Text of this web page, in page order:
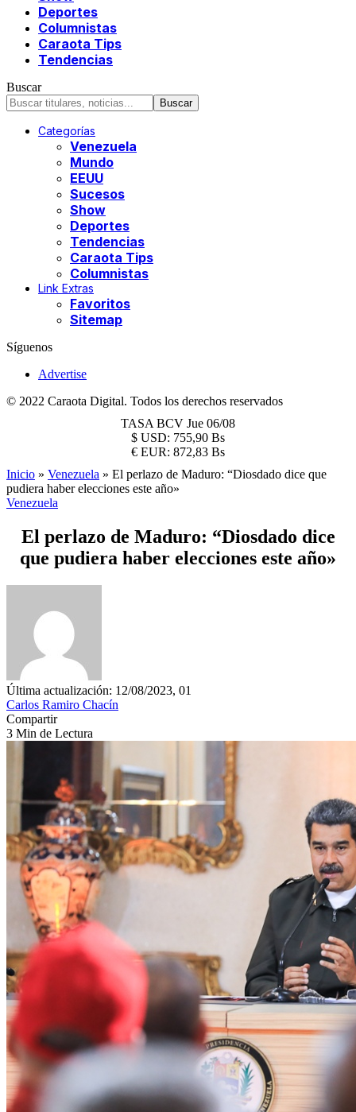
Deportes
Columnistas
Caraota Tips
Tendencias
Buscar
Categorías
Venezuela
Mundo
EEUU
Sucesos
Show
Deportes
Tendencias
Caraota Tips
Columnistas
Link Extras
Favoritos
Sitemap
Síguenos
Advertise
© 2022 Caraota Digital. Todos los derechos reservados
TASA BCV Jue 06/08
$ USD: 755,90 Bs
€ EUR: 872,83 Bs
Inicio » Venezuela » El perlazo de Maduro: “Diosdado dice que
pudiera haber elecciones este año»
Venezuela
El perlazo de Maduro: “Diosdado dice
que pudiera haber elecciones este año»
Última actualización: 12/08/2023, 01
Carlos Ramiro Chacín
Compartir
3 Min de Lectura